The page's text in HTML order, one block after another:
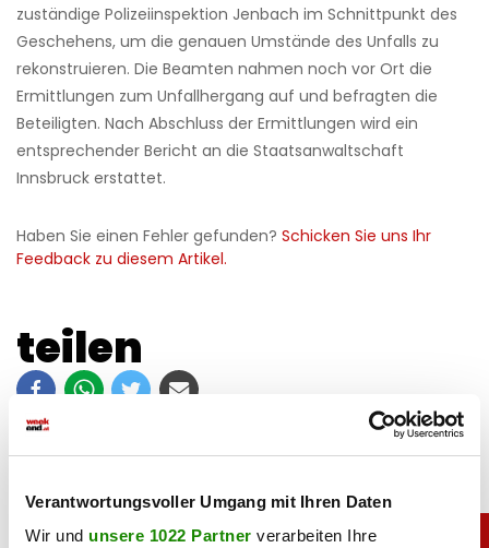
Verantwortungsvoller Umgang mit Ihren Daten
Wir und unsere 1022 Partner verarbeiten Ihre
zuständige Polizeiinspektion Jenbach im Schnittpunkt des
Geschehens, um die genauen Umstände des Unfalls zu
rekonstruieren. Die Beamten nahmen noch vor Ort die
Ermittlungen zum Unfallhergang auf und befragten die
Beteiligten. Nach Abschluss der Ermittlungen wird ein
entsprechender Bericht an die Staatsanwaltschaft
Innsbruck erstattet.
Haben Sie einen Fehler gefunden? Schicken Sie uns Ihr
Feedback zu diesem Artikel.
teilen